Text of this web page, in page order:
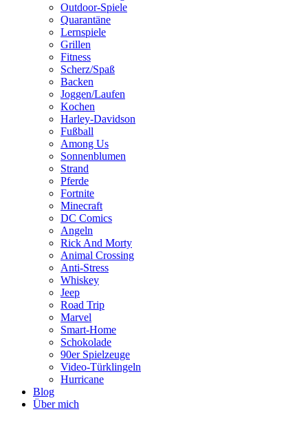
Outdoor-Spiele
Quarantäne
Lernspiele
Grillen
Fitness
Scherz/Spaß
Backen
Joggen/Laufen
Kochen
Harley-Davidson
Fußball
Among Us
Sonnenblumen
Strand
Pferde
Fortnite
Minecraft
DC Comics
Angeln
Rick And Morty
Animal Crossing
Anti-Stress
Whiskey
Jeep
Road Trip
Marvel
Smart-Home
Schokolade
90er Spielzeuge
Video-Türklingeln
Hurricane
Blog
Über mich